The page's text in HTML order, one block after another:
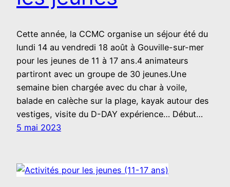
Cette année, la CCMC organise un séjour été du
lundi 14 au vendredi 18 août à Gouville-sur-mer
pour les jeunes de 11 à 17 ans.4 animateurs
partiront avec un groupe de 30 jeunes.Une
semaine bien chargée avec du char à voile,
balade en calèche sur la plage, kayak autour des
vestiges, visite du D-DAY expérience… Début…
5 mai 2023